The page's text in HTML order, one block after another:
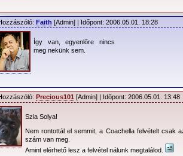
Faith [Admin] | Időpont: 2006.05.01. 18:28
Így van, egyenlőre nincs
meg nekünk sem.
Precious101 [Admin] | Időpont: 2006.05.01. 13:48
Szia Solya!
Nem rontottál el semmit, a Coachella felvételt csak
szám van meg.
Amint elérhető lesz a felvétel nálunk megtalálod.